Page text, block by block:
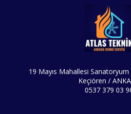
19 Mayıs Mahallesi
Keçiören /
0537 379 03